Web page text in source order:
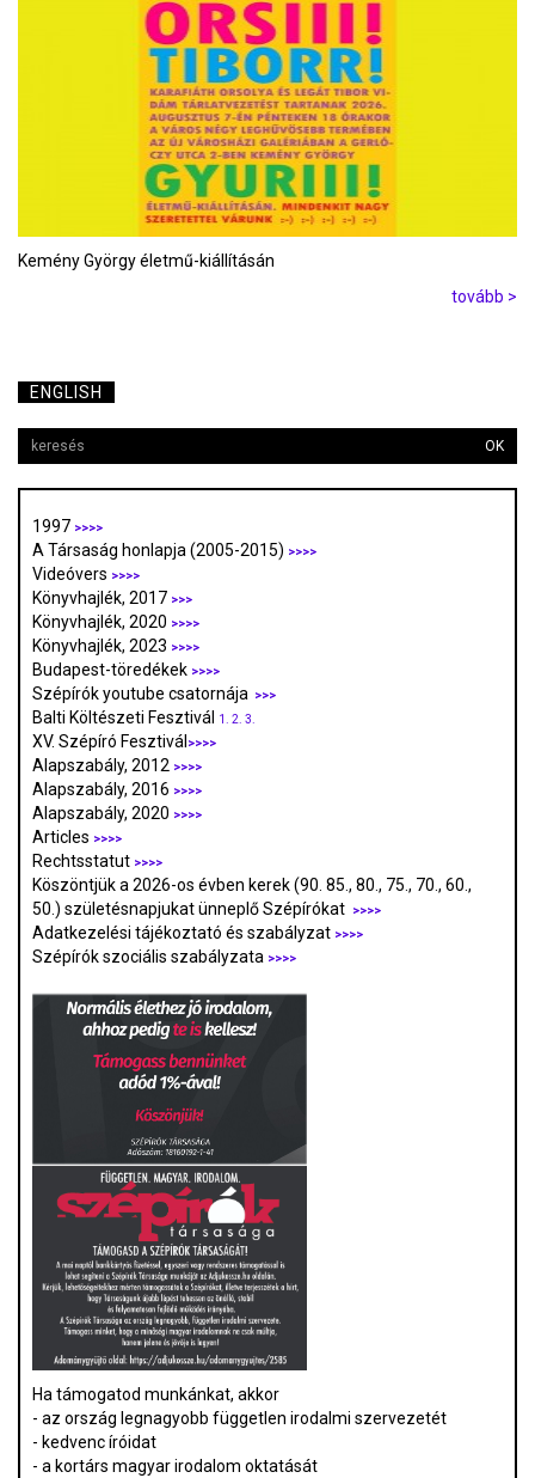
Kemény György életmű-kiállításán
tovább >
ENGLISH
OK
1997 >>>>
A Társaság honlapja (2005-2015) >>>>
Videóvers >>>>
Könyvhajlék, 2017 >>>
Könyvhajlék, 2020 >>>>
Könyvhajlék, 2023 >>>>
Budapest-töredékek >>>>
Szépírók youtube csatornája >>>
Balti Költészeti Fesztivál 1. 2. 3.
XV. Szépíró Fesztivál >>>>
Alapszabály, 2012 >>>>
Alapszabály, 2016 >>>>
Alapszabály, 2020 >>>>
Articles >>>>
Rechtsstatut >>>>
Köszöntjük a 2026-os évben kerek (90. 85., 80., 75., 70., 60.,
50.) születésnapjukat ünneplő Szépírókat
>>>>
Adatkezelési tájékoztató és szabályzat >>>>
Szépírók szociális szabályzata >>>>
Ha támogatod munkánkat, akkor
- az ország legnagyobb független irodalmi szervezetét
- kedvenc íróidat
- a kortárs magyar irodalom oktatását